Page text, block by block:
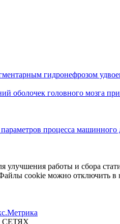
гидронефрозом
оболочек головного мозга
процесса машинного
улучшения работы и сбора
cookie можно отключить в